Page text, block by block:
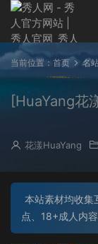
当前位置： 首页 名
[HuaYang花
花漾HuaYang
本站素材均收集
点、18+成人内